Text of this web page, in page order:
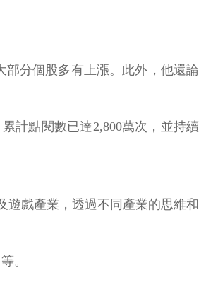
部分個股多有上漲。此外，他還論
計點閱數已達2,800萬次，並持續
遊戲產業，透過不同產業的思維和
。